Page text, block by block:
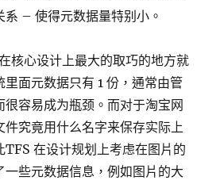
系 – 使得元数据量特别小。
核心设计上最大的取巧的地方就
面元数据只有 1 份，通常由管
很容易成为瓶颈。而对于淘宝网
件究竟用什么名字来保存实际上
TFS 在设计规划上考虑在图片的
一些元数据信息，例如图片的大